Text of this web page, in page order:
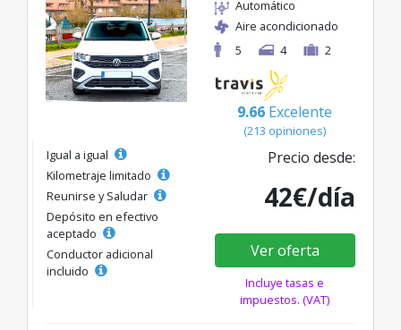
Automático
Aire acondicionado
5
4 2
9.66 Excelente
(213 opiniones)
Igual a igual
Kilometraje limitado
Reunirse y Saludar
Depósito en efectivo
aceptado
Conductor adicional
incluido
Precio desde:
42€/día
Ver oferta
Incluye tasas e
impuestos. (VAT)